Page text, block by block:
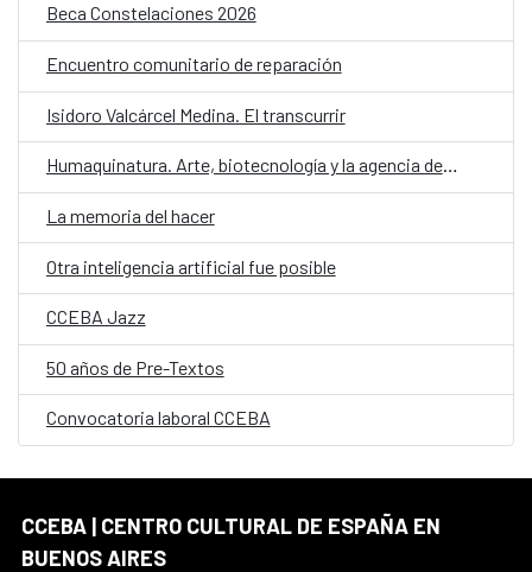
Beca Constelaciones 2026
Encuentro comunitario de reparación
Isidoro Valcárcel Medina. El transcurrir
Humaquinatura. Arte, biotecnología y la agencia de nuestro entorno
La memoria del hacer
Otra inteligencia artificial fue posible
CCEBA Jazz
50 años de Pre-Textos
Convocatoria laboral CCEBA
CCEBA | CENTRO CULTURAL DE ESPAÑA EN
BUENOS AIRES